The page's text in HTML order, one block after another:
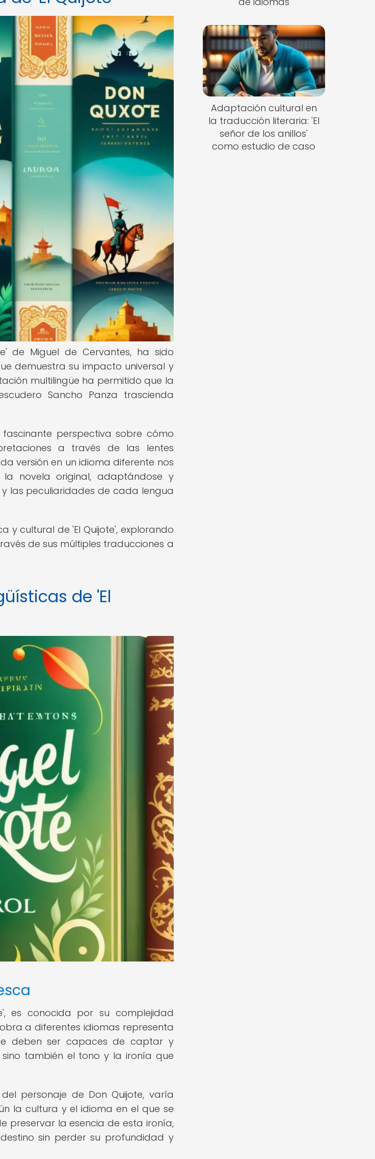
de Miguel de Cervantes, ha sido
demuestra su impacto universal y
multilingüe ha permitido que la
Sancho Panza trascienda
perspectiva sobre cómo
a través de las lentes
versión en un idioma diferente nos
novela original, adaptándose y
las peculiaridades de cada lengua
y cultural de 'El Quijote', explorando
de sus múltiples traducciones a
de 'El
es conocida por su complejidad
a diferentes idiomas representa
deben ser capaces de captar y
también el tono y la ironía que
personaje de Don Quijote, varía
la cultura y el idioma en el que se
preservar la esencia de esta ironía,
sin perder su profundidad y
Adaptación cultural en
la traducción literaria: 'El
señor de los anillos'
como estudio de caso